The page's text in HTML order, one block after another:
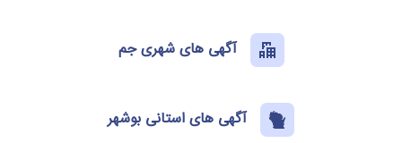
آگهی های شهری جم
آگهی های استانی بوشهر